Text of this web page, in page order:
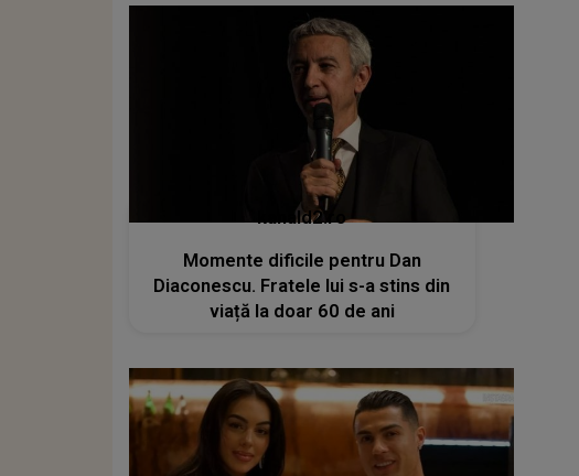
kanald2.ro
Momente dificile pentru Dan
Diaconescu. Fratele lui s-a stins din
viață la doar 60 de ani